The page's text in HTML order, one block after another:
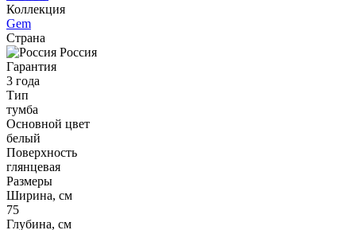
Коллекция
Gem
Страна
Россия
Гарантия
3 года
Тип
тумба
Основной цвет
белый
Поверхность
глянцевая
Размеры
Ширина, см
75
Глубина, см